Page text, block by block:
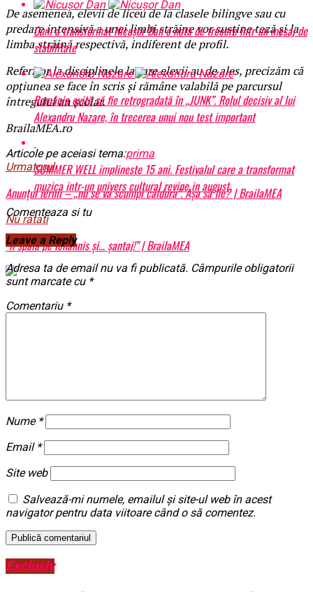
De asemenea, elevii de liceu de la clasele bilingve sau cu
predare intensivă a unei limbi străine vor susține teză și la
limba străină respectivă, indiferent de profil.
Referitor la disciplinele la care elevii au de ales, precizăm că
opţiunea se face în scris şi rămâne valabilă pe parcursul
întregului an şcolar.
BrailaMEA.ro
Articole pe aceiasi tema:prima
Urmatorul
Anunțul iernii – „nu se va scumpi căldura”. Așa să fie? | BrailaMEA
Nu ratati
”Îl spală pe Iohannis și… șantaj!” | BrailaMEA
Cum a transformat Nicușor Dan o notă de trecere într-un mesaj de
stabilitate
România evită să fie retrogradată în „JUNK”. Rolul decisiv al lui
Alexandru Nazare, în trecerea unui nou test important
SUMMER WELL implineste 15 ani. Festivalul care a transformat
muzica intr-un univers cultural revine in august
Comenteaza si tu
Leave a Reply
Adresa ta de email nu va fi publicată. Câmpurile obligatorii
sunt marcate cu *
Comentariu *
Nume *
Email *
Site web
Salvează-mi numele, emailul și site-ul web în acest
navigator pentru data viitoare când o să comentez.
Exclusiv